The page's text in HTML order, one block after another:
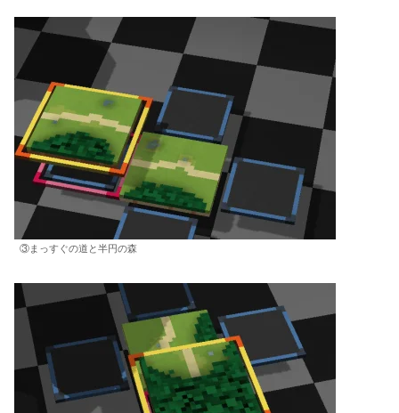
③まっすぐの道と半円の森